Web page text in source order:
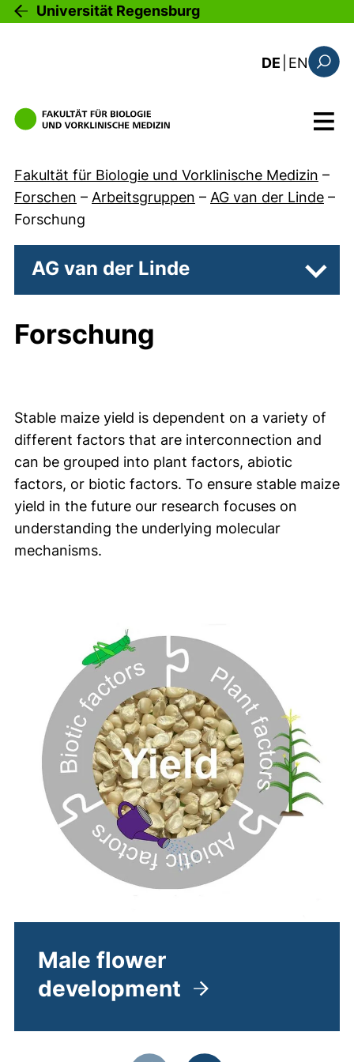
Direkt zum Inhalt
Universität Regensburg
DE EN: the
Menü
Fakultät für Biologie und Vorklinische Medizin –
Forschen – Arbeitsgruppen – AG van der Linde –
Forschung
AG van der Linde
Forschung
Stable maize yield is dependent on a variety of
different factors that are interconnection and
can be grouped into plant factors, abiotic
factors, or biotic factors. To ensure stable maize
yield in the future our research focuses on
understanding the underlying molecular
mechanisms.
Male flower
development